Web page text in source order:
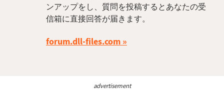
ンアップをし、質問を投稿するとあなたの受
信箱に直接回答が届きます。
forum.dll-files.com
advertisement